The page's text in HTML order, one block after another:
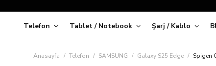
Telefon Tablet / Notebook Şarj / Kablo
Anasayfa Telefon SAMSUNG Galaxy S25 Edge Spigen